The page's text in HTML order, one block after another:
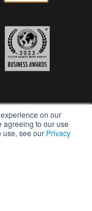
on our
agreeing to our use
use, see our Privacy